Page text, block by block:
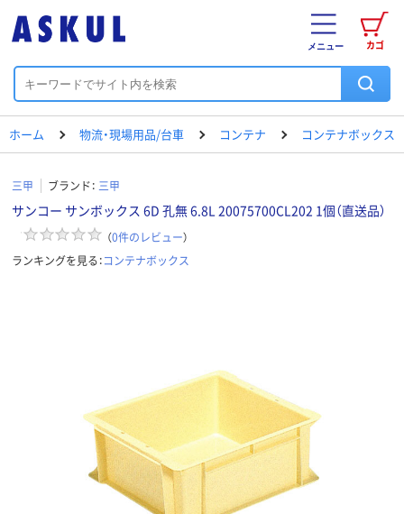
カゴ
メニュー
ホーム 物流・現場用品/台車 コンテナ コンテナボックス
三甲 ブランド： 三甲
サンコー サンボックス 6D 孔無 6.8L 20075700CL202 1個（直送品）
（0件のレビュー）
ランキングを見る：コンテナボックス